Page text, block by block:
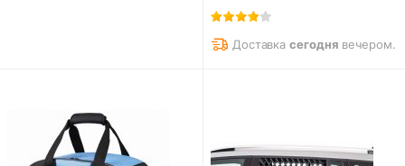
Доставкасегодня вечером.